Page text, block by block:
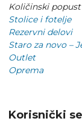
Količinski
Stolice i fotelje
Rezervni delovi
Staro za novo –
Outlet
Oprema
Korisnički